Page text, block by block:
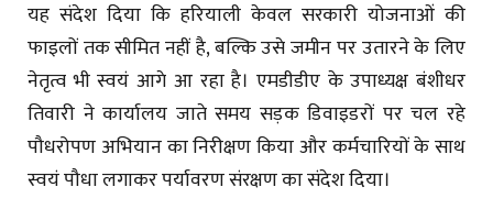
यह संदेश दिया कि हरियाली केवल सरकारी योजनाओं की
फाइलों तक सीमित नहीं है, बल्कि उसे जमीन पर उतारने के लिए
नेतृत्व भी स्वयं आगे आ रहा है। एमडीडीए के उपाध्यक्ष बंशीधर
तिवारी ने कार्यालय जाते समय सड़क डिवाइडरों पर चल रहे
पौधरोपण अभियान का निरीक्षण किया और कर्मचारियों के साथ
स्वयं पौधा लगाकर पर्यावरण संरक्षण का संदेश दिया।